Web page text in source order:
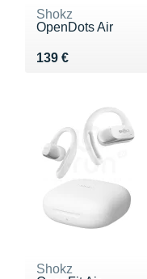
Shokz
OpenDots Air
139 €
Vendu 139 €
Shokz